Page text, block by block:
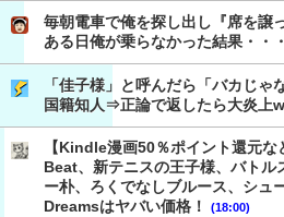
毎朝電車で俺を探し出し『席を譲
ある日俺が乗らなかった結果・・・
「佳子様」と呼んだら「バカじゃ
国籍知人⇒正論で返したら大炎上w
【Kindle漫画50％ポイント還元
Beat、新テニスの王子様、バトル
ー朴、ろくでなしブルース、シュ
Dreamsはヤバい価格！
(18:00)